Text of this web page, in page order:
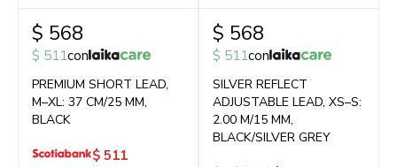
$ 568
$ 511con
PREMIUM SHORT LEAD,
M–XL: 37 CM/25 MM,
BLACK
$ 511
$ 568
$ 511con
SILVER REFLECT
ADJUSTABLE LEAD, XS–S:
2.00 M/15 MM,
BLACK/SILVER GREY